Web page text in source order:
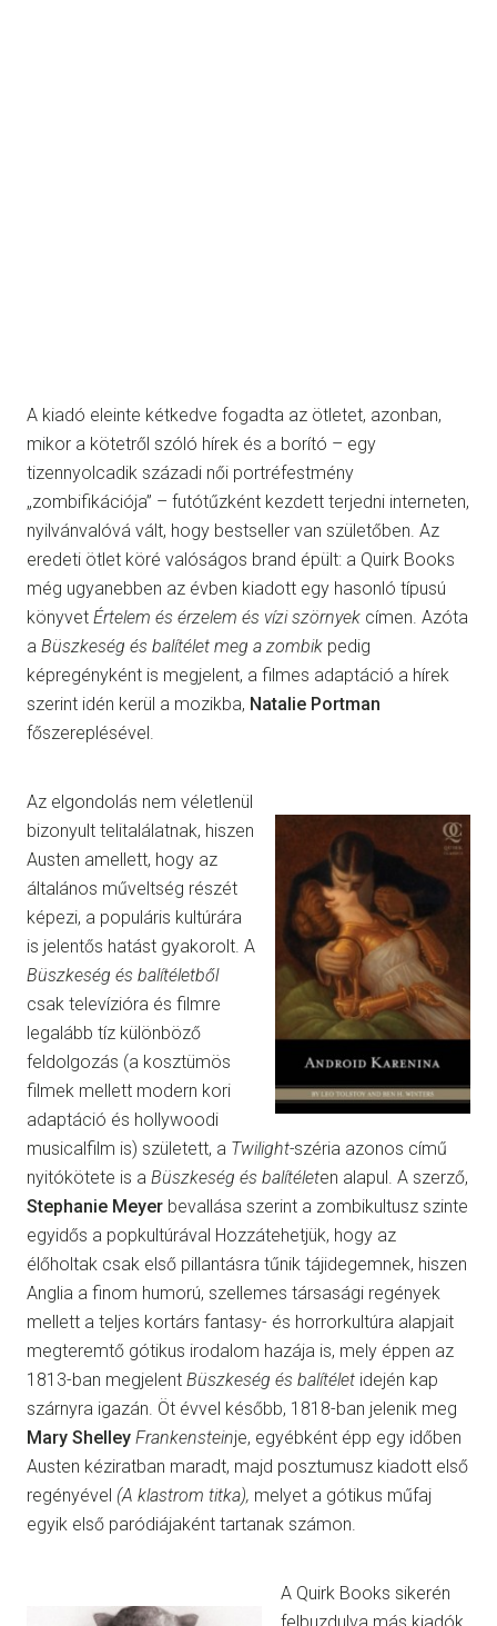
A kiadó eleinte kétkedve fogadta az ötletet, azonban,
mikor a kötetről szóló hírek és a borító – egy
tizennyolcadik századi női portréfestmény
„zombifikációja” – futótűzként kezdett terjedni interneten,
nyilvánvalóvá vált, hogy bestseller van születőben. Az
eredeti ötlet köré valóságos brand épült: a Quirk Books
még ugyanebben az évben kiadott egy hasonló típusú
könyvet Értelem és érzelem és vízi szörnyek címen. Azóta
a Büszkeség és balítélet meg a zombik pedig
képregényként is megjelent, a filmes adaptáció a hírek
szerint idén kerül a mozikba, Natalie Portman
főszereplésével.
Az elgondolás nem véletlenül
bizonyult telitalálatnak, hiszen
Austen amellett, hogy az
általános műveltség részét
képezi, a populáris kultúrára
is jelentős hatást gyakorolt. A
Büszkeség és balítéletből
csak televízióra és filmre
legalább tíz különböző
feldolgozás (a kosztümös
filmek mellett modern kori
adaptáció és hollywoodi
musicalfilm is) született, a Twilight-széria azonos című
nyitókötete is a Büszkeség és balítéleten alapul. A szerző,
Stephanie Meyer bevallása szerint a zombikultusz szinte
egyidős a popkultúrával Hozzátehetjük, hogy az
élőholtak csak első pillantásra tűnik tájidegemnek, hiszen
Anglia a finom humorú, szellemes társasági regények
mellett a teljes kortárs fantasy- és horrorkultúra alapjait
megteremtő gótikus irodalom hazája is, mely éppen az
1813-ban megjelent Büszkeség és balítélet idején kap
szárnyra igazán. Öt évvel később, 1818-ban jelenik meg
Mary Shelley Frankensteinje, egyébként épp egy időben
Austen kéziratban maradt, majd posztumusz kiadott első
regényével (A klastrom titka), melyet a gótikus műfaj
egyik első paródiájaként tartanak számon.
A Quirk Books sikerén
felbuzdulva más kiadók